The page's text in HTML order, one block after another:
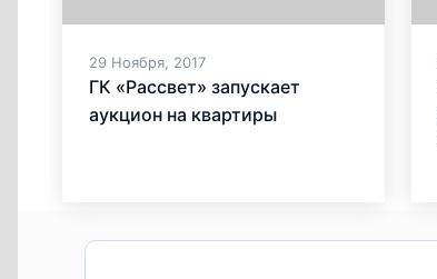
29 Ноября, 2017
ГК «Рассвет» запускает
аукцион на квартиры